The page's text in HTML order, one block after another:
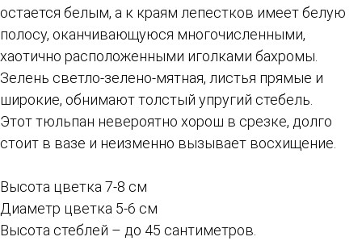
остается белым, а к краям лепестков имеет белую
полосу, оканчивающуюся многочисленными,
хаотично расположенными иголками бахромы.
Зелень светло-зелено-мятная, листья прямые и
широкие, обнимают толстый упругий стебель.
Этот тюльпан невероятно хорош в срезке, долго
стоит в вазе и неизменно вызывает восхищение.
Высота цветка 7-8 см
Диаметр цветка 5-6 см
Высота стеблей – до 45 сантиметров.